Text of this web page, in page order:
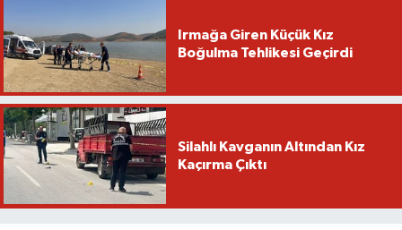
Irmağa Giren Küçük Kız
Boğulma Tehlikesi Geçirdi
Silahlı Kavganın Altından Kız
Kaçırma Çıktı